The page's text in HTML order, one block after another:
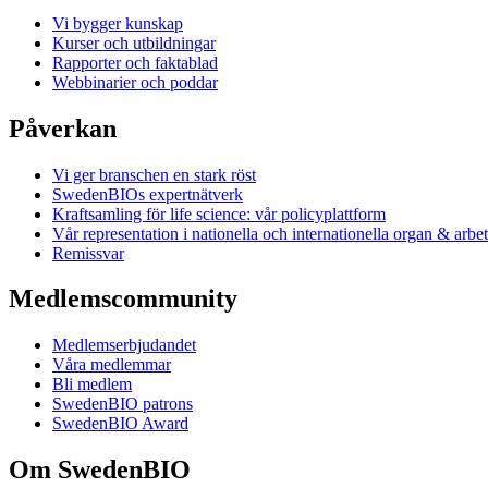
Vi bygger kunskap
Kurser och utbildningar
Rapporter och faktablad
Webbinarier och poddar
Påverkan
Vi ger branschen en stark röst
SwedenBIOs expertnätverk
Kraftsamling för life science: vår policyplattform
Vår representation i nationella och internationella organ &
Remissvar
Medlemscommunity
Medlemserbjudandet
Våra medlemmar
Bli medlem
SwedenBIO patrons
SwedenBIO Award
Om SwedenBIO